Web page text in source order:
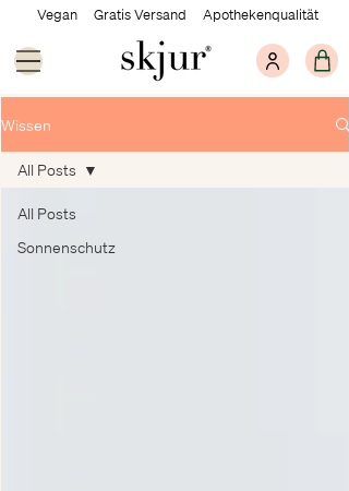
Vegan Gratis Versand Apothekenqualität
Wissen
All Posts
Sonnenschutz
All Posts